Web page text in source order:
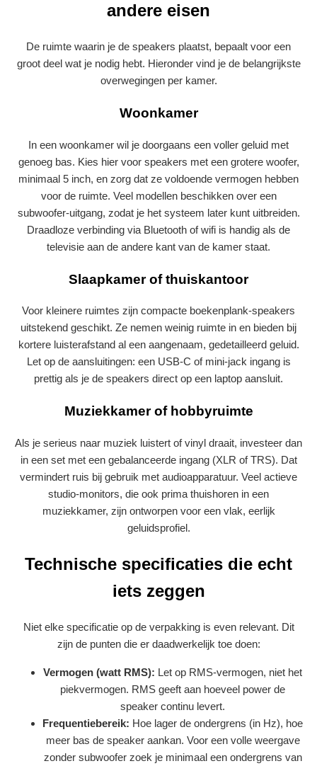
andere eisen
De ruimte waarin je de speakers plaatst, bepaalt voor een
groot deel wat je nodig hebt. Hieronder vind je de belangrijkste
overwegingen per kamer.
Woonkamer
In een woonkamer wil je doorgaans een voller geluid met
genoeg bas. Kies hier voor speakers met een grotere woofer,
minimaal 5 inch, en zorg dat ze voldoende vermogen hebben
voor de ruimte. Veel modellen beschikken over een
subwoofer-uitgang, zodat je het systeem later kunt uitbreiden.
Draadloze verbinding via Bluetooth of wifi is handig als de
televisie aan de andere kant van de kamer staat.
Slaapkamer of thuiskantoor
Voor kleinere ruimtes zijn compacte boekenplank-speakers
uitstekend geschikt. Ze nemen weinig ruimte in en bieden bij
kortere luisterafstand al een aangenaam, gedetailleerd geluid.
Let op de aansluitingen: een USB-C of mini-jack ingang is
prettig als je de speakers direct op een laptop aansluit.
Muziekkamer of hobbyruimte
Als je serieus naar muziek luistert of vinyl draait, investeer dan
in een set met een gebalanceerde ingang (XLR of TRS). Dat
vermindert ruis bij gebruik met audioapparatuur. Veel actieve
studio-monitors, die ook prima thuishoren in een
muziekkamer, zijn ontworpen voor een vlak, eerlijk
geluidsprofiel.
Technische specificaties die echt
iets zeggen
Niet elke specificatie op de verpakking is even relevant. Dit
zijn de punten die er daadwerkelijk toe doen:
Vermogen (watt RMS): Let op RMS-vermogen, niet het
piekvermogen. RMS geeft aan hoeveel power de
speaker continu levert.
Frequentiebereik: Hoe lager de ondergrens (in Hz), hoe
meer bas de speaker aankan. Voor een volle weergave
zonder subwoofer zoek je minimaal een ondergrens van